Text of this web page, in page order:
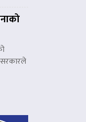
सरकारले